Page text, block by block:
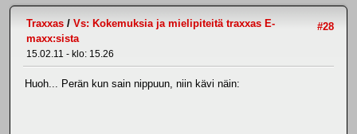
#28
Traxxas / Vs: Kokemuksia ja mielipiteitä traxxas E-
maxx:sista
15.02.11 - klo: 15.26
Huoh... Perän kun sain nippuun, niin kävi näin: